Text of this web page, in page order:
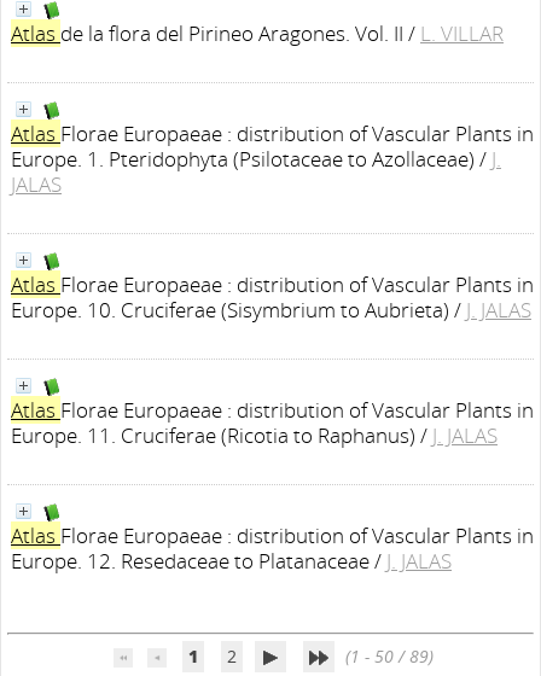
Atlas de la flora del Pirineo Aragones. Vol. II / L. VILLAR
Atlas Florae Europaeae : distribution of Vascular Plants in
Europe. 1. Pteridophyta (Psilotaceae to Azollaceae) / J.
JALAS
Atlas Florae Europaeae : distribution of Vascular Plants in
Europe. 10. Cruciferae (Sisymbrium to Aubrieta) / J. JALAS
Atlas Florae Europaeae : distribution of Vascular Plants in
Europe. 11. Cruciferae (Ricotia to Raphanus) / J. JALAS
Atlas Florae Europaeae : distribution of Vascular Plants in
Europe. 12. Resedaceae to Platanaceae/ J. JALAS
1 2 (1 - 50 / 89)